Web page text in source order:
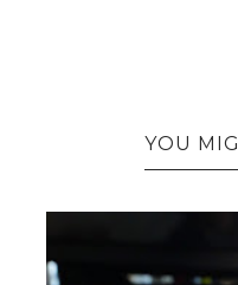
YOU